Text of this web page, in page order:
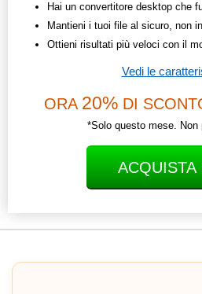
Hai un convertitore desktop che
Mantieni i tuoi file al sicuro, non
Ottieni risultati più veloci con il
Vedi le
ORA 20% DI
*Solo questo mese. Non
ACQUISTA